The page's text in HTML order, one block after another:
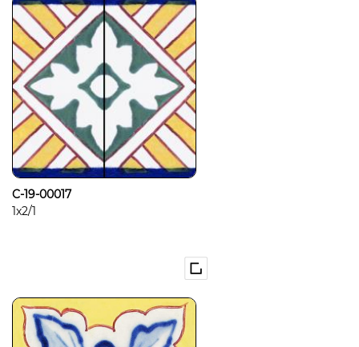
C-19-00017
1x2/1